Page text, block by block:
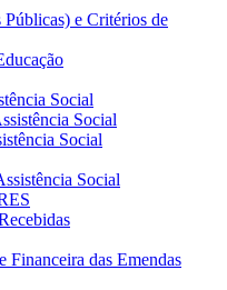
Públicas) e Critérios de
Social
Social
Social
Social
Financeira das Emendas